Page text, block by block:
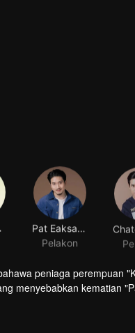
Pelakon
peniaga perempuan
menyebabkan kematian